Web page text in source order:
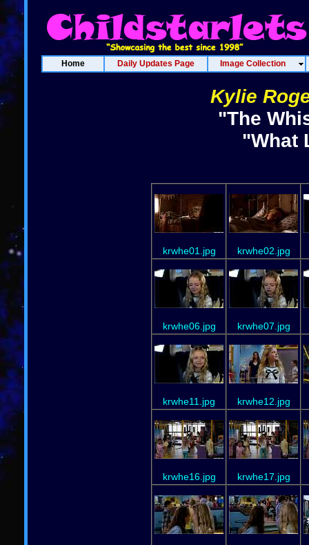
Home Daily Updates Page Image Collection
Kylie
"The
"What
krwhe01.jpg krwhe02.jpg
krwhe06.jpg krwhe07.jpg
krwhe11.jpg krwhe12.jpg
krwhe16.jpg krwhe17.jpg